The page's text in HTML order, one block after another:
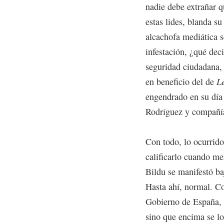
nadie debe extrañar
estas lides, blanda su
alcachofa mediática
infestación, ¿qué
seguridad
en beneficio del de
engendrado en su
Rodríguez y
Con todo, lo
calificarlo cuando
Bildu se manifestó
Hasta ahí, normal.
Gobierno de
sino que encima se